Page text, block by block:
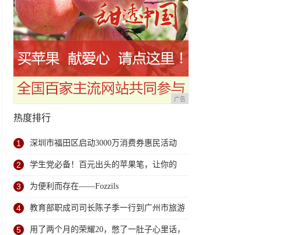
广告
热度排行
1 深圳市福田区启动3000万消费券惠民活动
2 学生党必备！百元出头的苹果笔，让你的
iPad成为学习神器
3 为便利而存在——Fozzils
4 教育部职成司司长陈子季一行到广州市旅游
商务职业学校考察调研
5 用了两个月的荣耀20，憋了一肚子心里话，